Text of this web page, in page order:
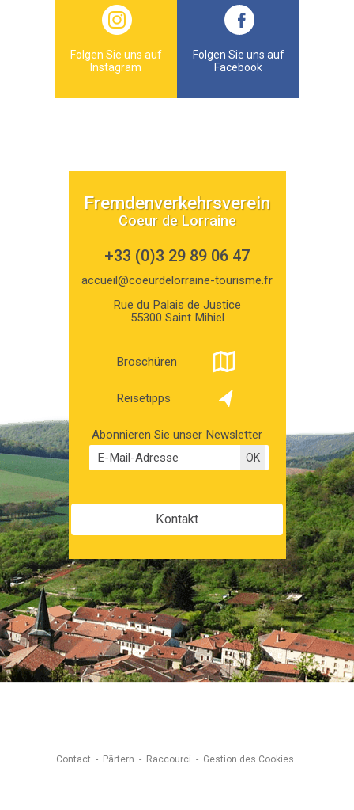
Folgen Sie uns auf
Instagram
Folgen Sie uns auf
Facebook
Fremdenverkehrsverein
Coeur de Lorraine
+33 (0)3 29 89 06 47
accueil@coeurdelorraine-tourisme.fr
Rue du Palais de Justice
55300 Saint Mihiel
Broschüren
Reisetipps
Abonnieren Sie unser Newsletter
Kontakt
Contact Pärtern Raccourci Gestion des Cookies